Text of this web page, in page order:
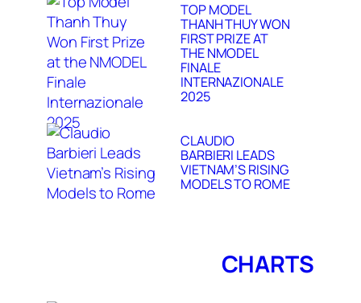
TOP MODEL
THANH THUY WON
FIRST PRIZE AT
THE NMODEL
FINALE
INTERNAZIONALE
2025
CLAUDIO
BARBIERI LEADS
VIETNAM’S RISING
MODELS TO ROME
CHARTS